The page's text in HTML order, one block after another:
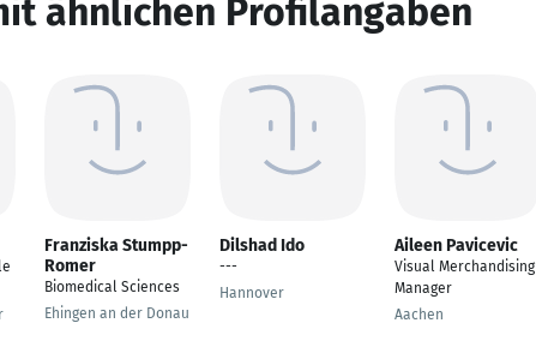
ähnlichen Profilangaben
Franziska Stumpp-
Romer
Biomedical Sciences
Ehingen an der Donau
Dilshad Ido
---
Hannover
Aileen Pavicevic
Visual Merchandising
Manager
Aachen